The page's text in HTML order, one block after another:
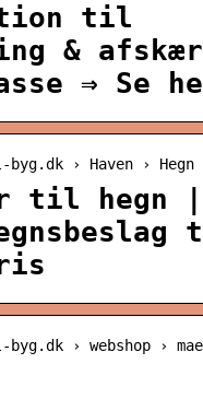
til
&
⇒ Se
› Haven › Hegn
til hegn |
› webshop ›